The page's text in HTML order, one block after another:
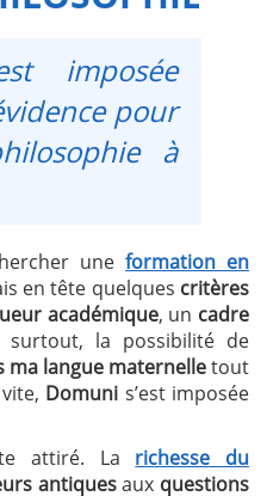
imposée
pour
à
uneformation en
en tête quelques critères
académique, un cadre
la possibilité de
ma langue maternelletout
Domuni s’est imposée
attiré. La richesse du
antiquesaux questions